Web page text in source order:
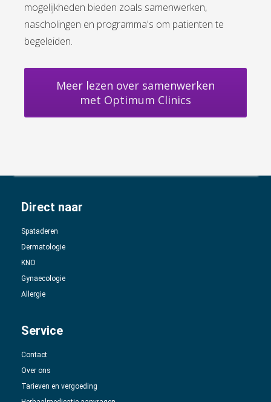
mogelijkheden bieden zoals samenwerken,
nascholingen en programma's om patienten te
begeleiden.
Meer lezen over samenwerken
met Optimum Clinics
Direct naar
Spataderen
Dermatologie
KNO
Gynaecologie
Allergie
Service
Contact
Over ons
Tarieven en vergoeding